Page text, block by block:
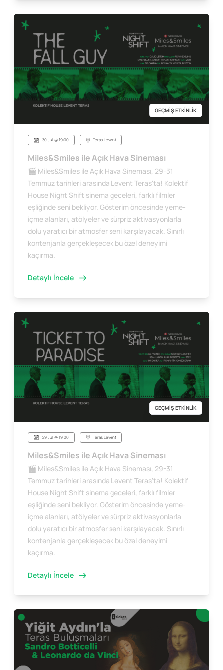
GEÇMİŞ ETKİNLİK
30 Jul @ 19:00 Teras Levent
Miles&Smiles ile Açık Hava Sineması
🎬 Miles&Smiles ile Açık Hava Sineması, 29-31
Temmuz tarihleri arasında Levent Teras'ta! Kolektif
House Night Shift sinema geceleri, farklı filmler
eşliğinde seni bekliyor. Gösterim öncesinde yeme-
içme alanları, atölyeler ve sürpriz aktivasyonlarla
dolu yaratıcı bir atmosfer seni karşılayacak. Sınırlı
kontenjanla gerçekleşecek bu özel deneyimi
kaçırma.
Detaylı İncele
GEÇMİŞ ETKİNLİK
29 Jul @ 19:00 Teras Levent
Miles&Smiles ile Açık Hava Sineması
🎬 Miles&Smiles ile Açık Hava Sineması, 29-31
Temmuz tarihleri arasında Levent Teras'ta! Kolektif
House Night Shift sinema geceleri, farklı filmler
eşliğinde seni bekliyor. Gösterim öncesinde yeme-
içme alanları, atölyeler ve sürpriz aktivasyonlarla
dolu yaratıcı bir atmosfer seni karşılayacak. Sınırlı
kontenjanla gerçekleşecek bu özel deneyimi
kaçırma.
Detaylı İncele